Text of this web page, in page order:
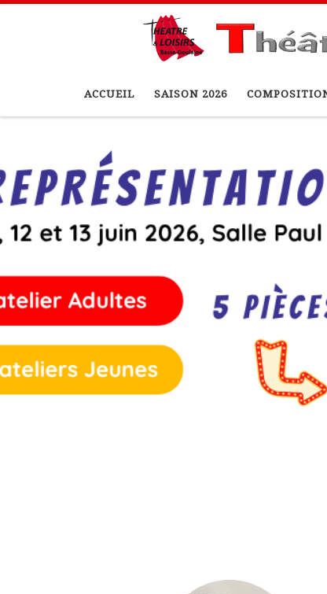
ACCUEIL SAISON 2026